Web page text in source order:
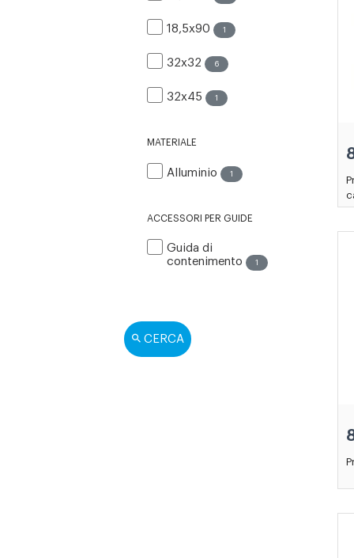
18,5x90 1
32x32 6
32x45 1
MATERIALE
Alluminio 1
ACCESSORI PER GUIDE
Guida di
contenimento
1
CERCA